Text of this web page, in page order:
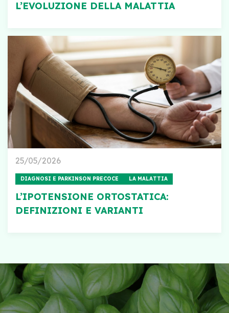
L’EVOLUZIONE DELLA MALATTIA
25/05/2026
DIAGNOSI E PARKINSON PRECOCE LA MALATTIA
L’IPOTENSIONE ORTOSTATICA:
DEFINIZIONI E VARIANTI